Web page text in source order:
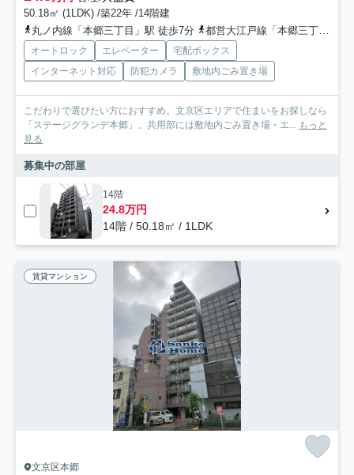
50.18㎡ (1LDK) /築22年 /14階建
丸ノ内線「本郷三丁目」駅 徒歩7分
都営大江戸線「本郷三丁目」駅 徒歩7分
オートロック エレベーター
宅配ボックス
インターネット対応
防犯カメラ 敷地内ごみ置き場
こだわりで選びたい方におすすめ。文京区エリアで住まいをお探しなら
「ステージグランデ本郷」。共用部には敷地内ごみ置き場・エ... もっと
見る
募集中の部屋
14階
24.8万円
14階 / 50.18㎡ / 1LDK
賃貸マンション
文京区本郷